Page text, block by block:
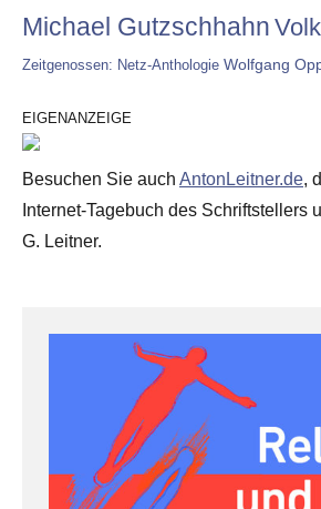
Michael Gutzschhahn
Zeitgenossen: Netz-Anthologie Wolfgang
EIGENANZEIGE
Besuchen Sie auch AntonLeitner.de,
Internet-Tagebuch des Schriftstellers
G. Leitner.